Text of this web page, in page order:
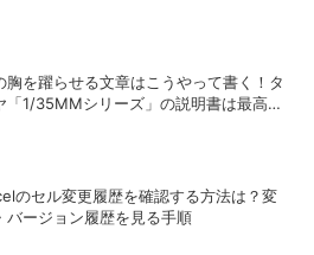
胸を躍らせる文章はこうやって書く！タ
「1/35MMシリーズ」の説明書は最高の
のセル変更履歴を確認する方法は？変
バージョン履歴を見る手順